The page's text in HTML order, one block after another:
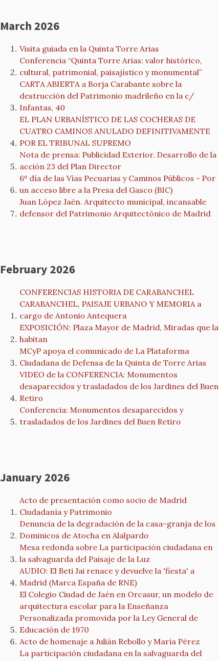
March 2026
Visita guiada en la Quinta Torre Arias
Conferencia “Quinta Torre Arias: valor histórico,
cultural, patrimonial, paisajístico y monumental”
CARTA ABIERTA a Borja Carabante sobre la
destrucción del Patrimonio madrileño en la c/
Infantas, 40
EL PLAN URBANÍSTICO DE LAS COCHERAS DE
CUATRO CAMINOS ANULADO DEFINITIVAMENTE
POR EL TRIBUNAL SUPREMO
Nota de prensa: Publicidad Exterior. Desarrollo de la
acción 23 del Plan Director
6º día de las Vías Pecuarias y Caminos Públicos - Por
un acceso libre a la Presa del Gasco (BIC)
Juan López Jaén. Arquitecto municipal, incansable
defensor del Patrimonio Arquitectónico de Madrid
February 2026
CONFERENCIAS HISTORIA DE CARABANCHEL
CARABANCHEL, PAISAJE URBANO Y MEMORIA a
cargo de Antonio Antequera
EXPOSICIÓN: Plaza Mayor de Madrid, Miradas que la
habitan
MCyP apoya el comunicado de La Plataforma
Ciudadana de Defensa de la Quinta de Torre Arias
VIDEO de la CONFERENCIA: Monumentos
desaparecidos y trasladados de los Jardines del Buen
Retiro
Conferencia: Monumentos desaparecidos y
trasladados de los Jardines del Buen Retiro
January 2026
Acto de presentación como socio de Madrid
Ciudadanía y Patrimonio
Denuncia de la degradación de la casa-granja de los
Dominicos de Atocha en Alalpardo
Mesa redonda sobre La participación ciudadana en
la salvaguarda del Paisaje de la Luz
AUDIO: El Beti Jai renace y devuelve la 'fiesta' a
Madrid (Marca España de RNE)
El Colegio Ciudad de Jaén en Orcasur, un modelo de
arquitectura escolar para la Enseñanza
Personalizada promovida por la Ley General de
Educación de 1970
Acto de homenaje a Julián Rebollo y María Pérez
La participación ciudadana en la salvaguarda del